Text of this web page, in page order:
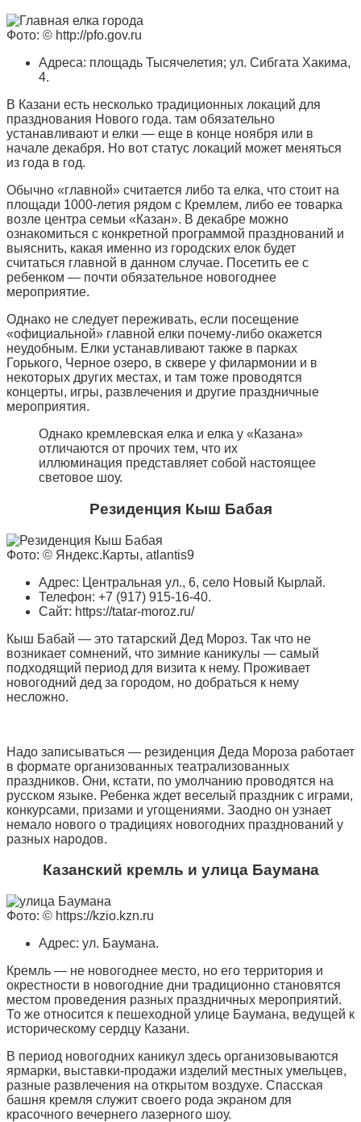
Фото: © http://pfo.gov.ru
Адреса: площадь Тысячелетия; ул. Сибгата Хакима,
4.
В Казани есть несколько традиционных локаций для
празднования Нового года. там обязательно
устанавливают и елки — еще в конце ноября или в
начале декабря. Но вот статус локаций может меняться
из года в год.
Обычно «главной» считается либо та елка, что стоит на
площади 1000-летия рядом с Кремлем, либо ее товарка
возле центра семьи «Казан». В декабре можно
ознакомиться с конкретной программой празднований и
выяснить, какая именно из городских елок будет
считаться главной в данном случае. Посетить ее с
ребенком — почти обязательное новогоднее
мероприятие.
Однако не следует переживать, если посещение
«официальной» главной елки почему-либо окажется
неудобным. Елки устанавливают также в парках
Горького, Черное озеро, в сквере у филармонии и в
некоторых других местах, и там тоже проводятся
концерты, игры, развлечения и другие праздничные
мероприятия.
Однако кремлевская елка и елка у «Казана»
отличаются от прочих тем, что их
иллюминация представляет собой настоящее
световое шоу.
Резиденция Кыш Бабая
Фото: © Яндекс.Карты, atlantis9
Адрес: Центральная ул., 6, село Новый Кырлай.
Телефон: +7 (917) 915-16-40.
Сайт: https://tatar-moroz.ru/
Кыш Бабай — это татарский Дед Мороз. Так что не
возникает сомнений, что зимние каникулы — самый
подходящий период для визита к нему. Проживает
новогодний дед за городом, но добраться к нему
несложно.
Надо записываться — резиденция Деда Мороза работает
в формате организованных театрализованных
праздников. Они, кстати, по умолчанию проводятся на
русском языке. Ребенка ждет веселый праздник с играми,
конкурсами, призами и угощениями. Заодно он узнает
немало нового о традициях новогодних празднований у
разных народов.
Казанский кремль и улица Баумана
Фото: © https://kzio.kzn.ru
Адрес: ул. Баумана.
Кремль — не новогоднее место, но его территория и
окрестности в новогодние дни традиционно становятся
местом проведения разных праздничных мероприятий.
То же относится к пешеходной улице Баумана, ведущей к
историческому сердцу Казани.
В период новогодних каникул здесь организовываются
ярмарки, выставки-продажи изделий местных умельцев,
разные развлечения на открытом воздухе. Спасская
башня кремля служит своего рода экраном для
красочного вечернего лазерного шоу.